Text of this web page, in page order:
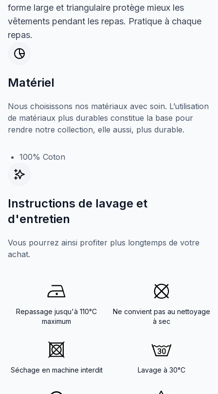
forme large et triangulaire protège mieux les
vêtements pendant les repas. Pratique à chaque
repas.
Matériel
Nous choisissons nos matériaux avec soin. L’utilisation
de matériaux plus durables constitue la base pour
rendre notre collection, elle aussi, plus durable.
100% Coton
Instructions de lavage et
d'entretien
Vous pourrez ainsi profiter plus longtemps de votre
achat.
Repassage jusqu'à 110°C
maximum
Ne convient pas au nettoyage
à sec
Séchage en machine interdit Lavage à 30°C